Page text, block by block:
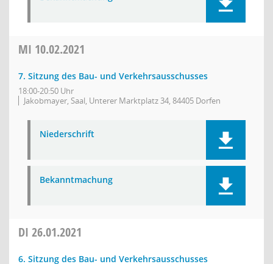
MI 10.02.2021
7. Sitzung des Bau- und Verkehrsausschusses
18:00-20:50 Uhr
Jakobmayer, Saal, Unterer Marktplatz 34, 84405 Dorfen
Niederschrift
Bekanntmachung
DI 26.01.2021
6. Sitzung des Bau- und Verkehrsausschusses